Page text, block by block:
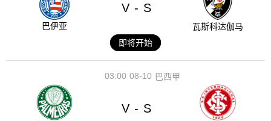
巴伊亚
V - S
瓦斯科达伽马
即将开始
08-10
03:00 巴西甲
V - S